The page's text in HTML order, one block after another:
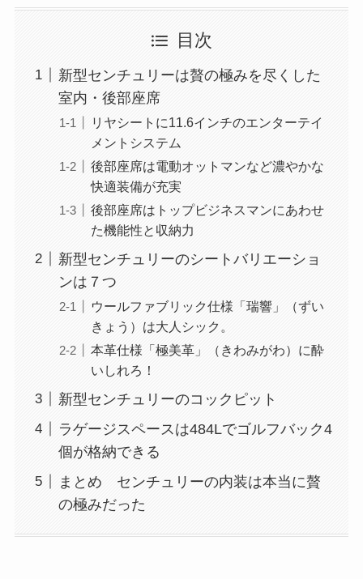
目次
新型センチュリーは贅の極みを尽くした
室内・後部座席
リヤシートに11.6インチのエンターテイ
メントシステム
後部座席は電動オットマンなど濃やかな
快適装備が充実
後部座席はトップビジネスマンにあわせ
た機能性と収納力
新型センチュリーのシートバリエーショ
ンは７つ
ウールファブリック仕様「瑞響」（ずい
きょう）は大人シック。
本革仕様「極美革」（きわみがわ）に酔
いしれろ！
新型センチュリーのコックピット
ラゲージスペースは484Lでゴルフバック4
個が格納できる
まとめ センチュリーの内装は本当に贅
の極みだった